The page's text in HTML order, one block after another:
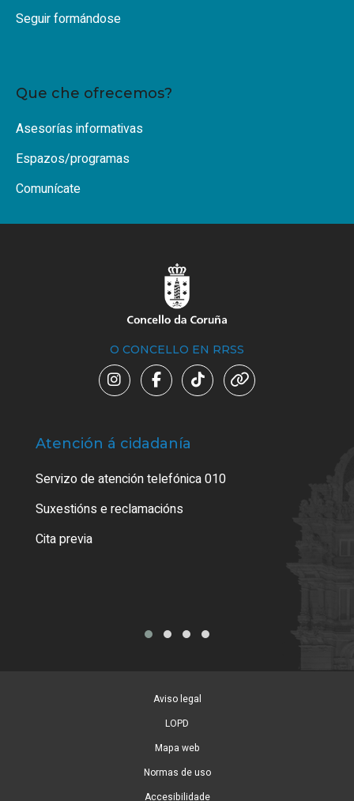
Seguir formándose
Que che ofrecemos?
Asesorías informativas
Espazos/programas
Comunícate
O CONCELLO EN RRSS
Atención á cidadanía
Servizo de atención telefónica 010
Suxestións e reclamacións
Cita previa
Aviso legal
LOPD
Mapa web
Normas de uso
Accesibilidade